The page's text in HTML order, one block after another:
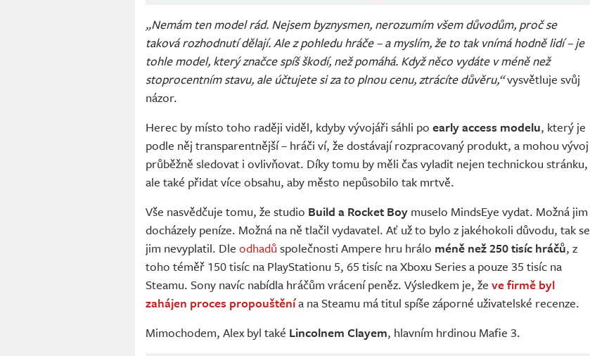
„Nemám ten model rád. Nejsem byznysmen, nerozumím všem důvodům, proč se
taková rozhodnutí dělají. Ale z pohledu hráče – a myslím, že to tak vnímá hodně lidí – je
tohle model, který značce spíš škodí, než pomáhá. Když něco vydáte v méně než
stoprocentním stavu, ale účtujete si za to plnou cenu, ztrácíte důvěru,“vysvětluje svůj
názor.
Herec by místo toho raději viděl, kdyby vývojáři sáhli po early access modelu, který je
podle něj transparentnější – hráči ví, že dostávají rozpracovaný produkt, a mohou vývoj
průběžně sledovat i ovlivňovat. Díky tomu by měli čas vyladit nejen technickou stránku,
ale také přidat více obsahu, aby město nepůsobilo tak mrtvě.
Vše nasvědčuje tomu, že studio Build a Rocket Boy muselo MindsEye vydat. Možná jim
docházely peníze. Možná na ně tlačil vydavatel. Ať už to bylo z jakéhokoli důvodu, tak se
jim nevyplatil. Dle odhadů společnosti Ampere hru hrálo méně než 250 tisíc hráčů, z
toho téměř 150 tisíc na PlayStationu 5, 65 tisíc na Xboxu Series a pouze 35 tisíc na
Steamu. Sony navíc nabídla hráčům vrácení peněz. Výsledkem je, že ve firmě byl
zahájen proces propouštěnía na Steamu má titul spíše záporné uživatelské recenze.
Mimochodem, Alex byl také Lincolnem Clayem, hlavním hrdinou Mafie 3.